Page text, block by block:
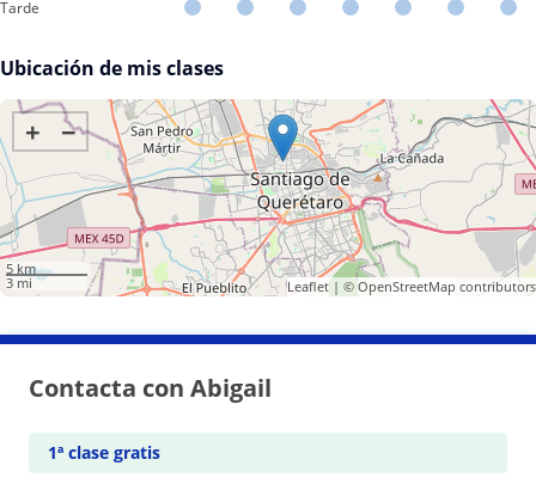
Tarde
Ubicación de mis clases
+ −
5 km
3 mi
Leaflet| © OpenStreetMap contributors
Contacta con Abigail
1ª clase gratis